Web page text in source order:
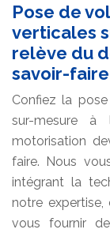
Pose de
verticales
relève du
savoir-
Confiez la
sur-mesure à
motorisation
faire. Nous
intégrant la
notre
vous fournir